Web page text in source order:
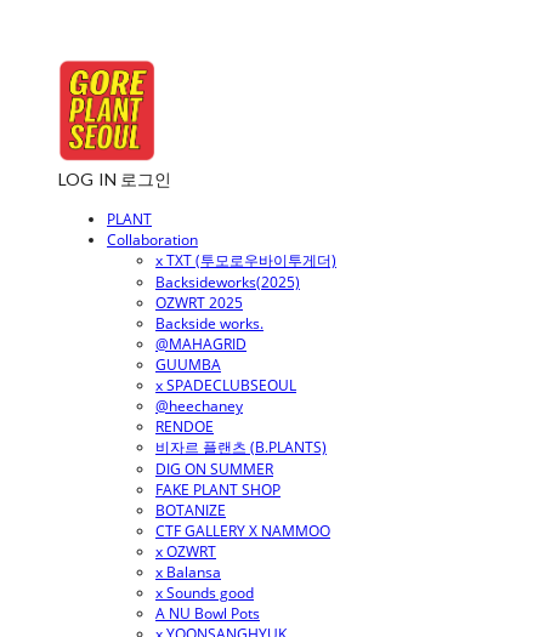
LOG IN 로그인
PLANT
Collaboration
x TXT (투모로우바이투게더)
Backsideworks(2025)
OZWRT 2025
Backside works.
@MAHAGRID
GUUMBA
x SPADECLUBSEOUL
@heechaney
RENDOE
비자르 플랜츠 (B.PLANTS)
DIG ON SUMMER
FAKE PLANT SHOP
BOTANIZE
CTF GALLERY X NAMMOO
x OZWRT
x Balansa
x Sounds good
A NU Bowl Pots